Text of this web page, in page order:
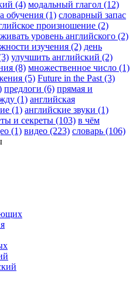
(4) модальный глагол (12)
обучения (1) словарный запас
произношение (2)
уровень английского (2)
изучения (2) день
улучшить английский (2)
(8) множественное число (1)
(5) Future in the Past (3)
предлоги (6) прямая и
(1) английская
(1) английские звуки (1)
и секреты (103) в чём
(1) видео (223) словарь (106)